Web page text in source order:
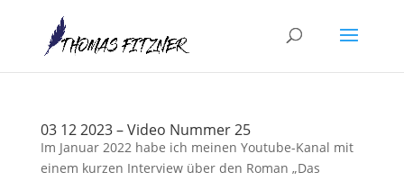
03 12 2023 – Video Nummer 25
Im Januar 2022 habe ich meinen Youtube-Kanal mit
einem kurzen Interview über den Roman „Das